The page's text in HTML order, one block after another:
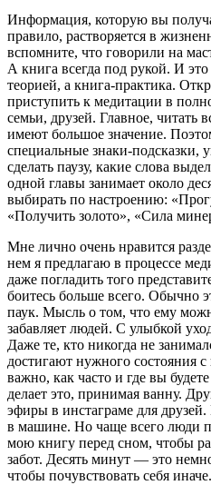
Информация, которую вы
правило, растворяется в
вспомните, что говорили на
А книга всегда под рукой. И это
теори­ей, а книга-практика.
приступить к медитации в
семьи, друзей. Главное, читать
имеют большое значение.
специальные знаки-подсказки,
сделать паузу, какие слова
одной главы занимает около
выбирать по настроению:
«Получить золото», «Сила
Мне лично очень нравится
нем я предлагаю в процессе
даже по­гладить того
боитесь больше всего. Обычно
паук. Мысль о том, что ему
забавляет людей. С улыбкой
Даже те, кто никогда не
достигают нужного состоя­ния
важно, как часто и где вы
делает это, принимая ванну.
эфиры в инстаграме для
в машине. Но чаще всего люди
мою книгу перед сном, чтобы
за­бот. Десять минут — это
чтобы почувствовать себя иначе.